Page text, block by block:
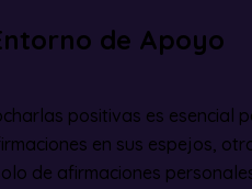
de Apoyo
positivas es esencial
en sus espejos,
de afirmaciones